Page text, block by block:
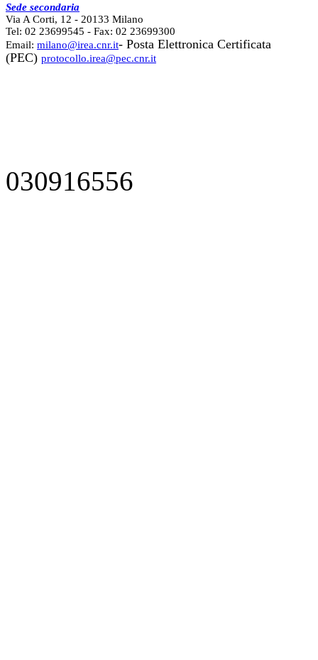
Sede secondaria
Via A Corti, 12 - 20133 Milano
Tel: 02 23699545 - Fax: 02 23699300
Email: milano@irea.cnr.it- Posta Elettronica Certificata
(PEC) protocollo.irea@pec.cnr.it
030916556